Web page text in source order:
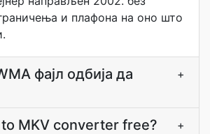
и плафона на оно што
фајл одбија да
+
MKV converter free? +